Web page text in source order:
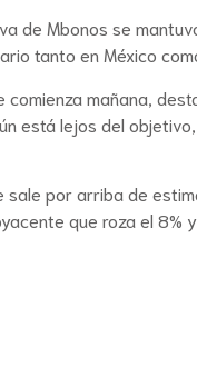
de Mbonos se
tanto en México como
comienza mañana,
está lejos del
sale por arriba de
que roza el 8%